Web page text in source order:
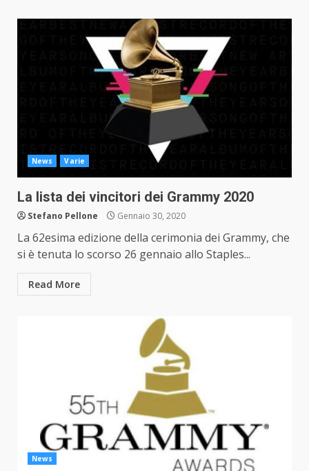
News Varie
La lista dei vincitori dei Grammy 2020
Stefano Pellone Gennaio 30, 2020
La 62esima edizione della cerimonia dei Grammy, che
si è tenuta lo scorso 26 gennaio allo Staples...
Read More
News